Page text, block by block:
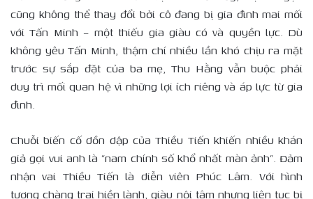
cũng không thể thay đổi bởi cô đang bị gia đình mai mối
với Tấn Minh – một thiếu gia giàu có và quyền lực. Dù
không yêu Tấn Minh, thậm chí nhiều lần khó chịu ra mặt
trước sự sắp đặt của ba mẹ, Thu Hằng vẫn buộc phải
duy trì mối quan hệ vì những lợi ích riêng và áp lực từ gia
đình.
Chuỗi biến cố dồn dập của Thiều Tiến khiến nhiều khán
giả gọi vui anh là “nam chính số khổ nhất màn ảnh”. Đảm
nhận vai Thiều Tiến là diễn viên Phúc Lâm. Với hình
tượng chàng trai hiền lành, giàu nội tâm nhưng liên tục bị